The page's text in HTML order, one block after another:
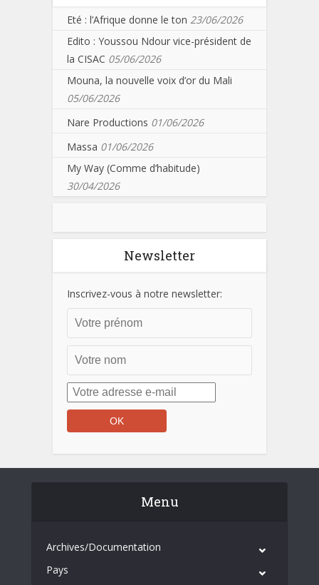
Eté : l’Afrique donne le ton 23/06/2026
Edito : Youssou Ndour vice-président de
la CISAC 05/06/2026
Mouna, la nouvelle voix d’or du Mali
05/06/2026
Nare Productions 01/06/2026
Massa 01/06/2026
My Way (Comme d’habitude)
30/04/2026
Newsletter
Inscrivez-vous à notre newsletter:
Menu
Archives/Documentation
Pays